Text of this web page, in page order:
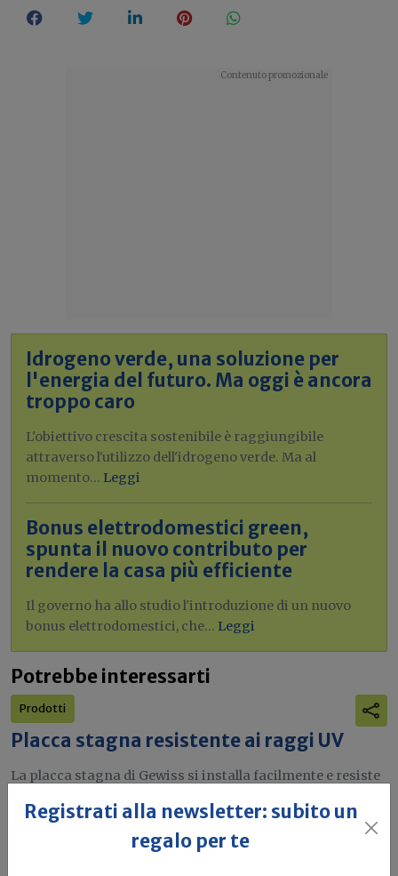
Idrogeno verde, una soluzione per
l'energia del futuro. Ma oggi è ancora
troppo caro
L'obiettivo crescita sostenibile è raggiungibile
attraverso l'utilizzo dell'idrogeno verde. Ma al
momento... Leggi
Bonus elettrodomestici green,
spunta il nuovo contributo per
rendere la casa più efficiente
Il governo ha allo studio l'introduzione di un nuovo
bonus elettrodomestici, che... Leggi
Potrebbe interessarti
Prodotti
Placca stagna resistente ai raggi UV
La placca stagna di Gewiss si installa facilmente e resiste
Registrati alla newsletter: subito un
regalo per te